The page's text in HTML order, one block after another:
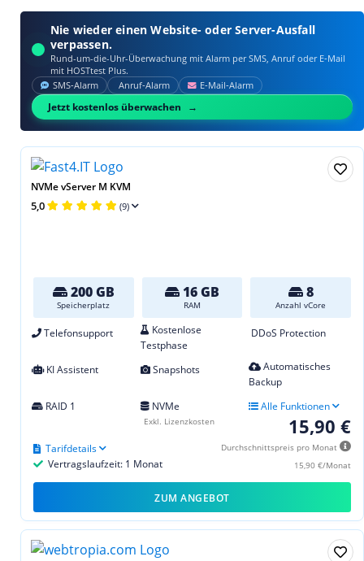
Nie wieder einen Website- oder Server-Ausfall
verpassen.
Rund-um-die-Uhr-Überwachung mit Alarm per SMS, Anruf oder E‑Mail
mit HOSTtest Plus.
SMS‑Alarm Anruf‑Alarm E‑Mail‑Alarm
Jetzt kostenlos überwachen
NVMe vServer M KVM
5,0 (9)
200 GB
Speicherplatz
16 GB
RAM
8
Anzahl vCore
Telefonsupport
Kostenlose
Testphase
DDoS Protection
KI Assistent Snapshots
Automatisches
Backup
RAID 1
NVMe Alle Funktionen
15,90 €
Durchschnittspreis pro Monat
15,90 €/Monat
Vertragslaufzeit: 1 Monat
Tarifdetails
Exkl. Lizenzkosten
ZUM ANGEBOT